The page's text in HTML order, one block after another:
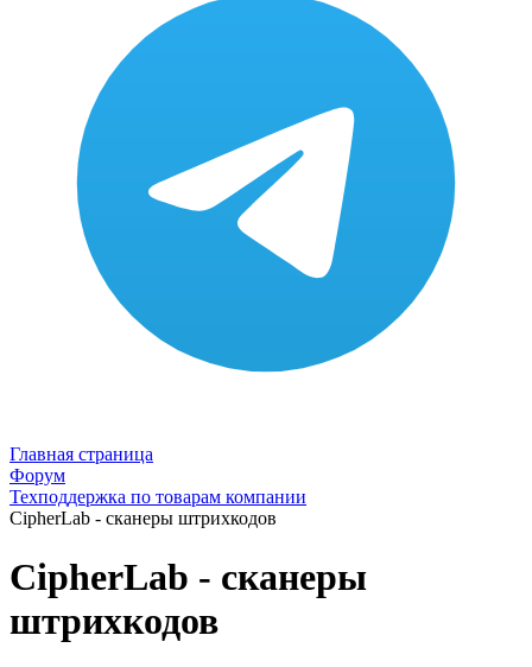
Главная страница
Форум
Техподдержка по товарам компании
CipherLab - сканеры штрихкодов
CipherLab - сканеры
штрихкодов